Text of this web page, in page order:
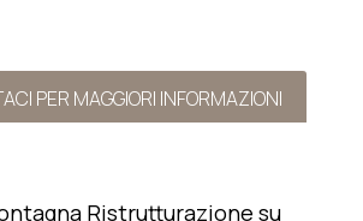
PER MAGGIORI INFORMAZIONI